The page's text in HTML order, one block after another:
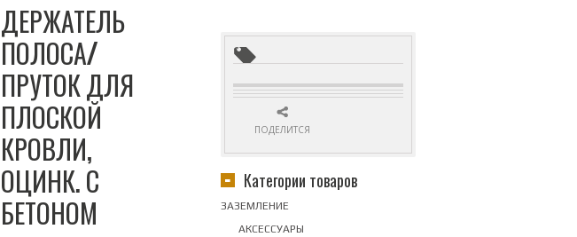
ДЕРЖАТЕЛЬ
ПОЛОСА/
ПРУТОК ДЛЯ
ПЛОСКОЙ
КРОВЛИ,
ОЦИНК. С
БЕТОНОМ
ПОДЕЛИТСЯ
Категории товаров
ЗАЗЕМЛЕНИЕ
АКСЕССУАРЫ